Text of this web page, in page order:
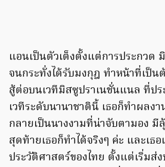
แอนเป็นตัวเต็งตั้งแต่การประกวด
จนกระทั่งได้รับมงกุฎ ทำหน้าที่เป็น
สู้ต่อบนเวทีมิสซูปราเนชั่นแนล ที่ป
เวทีระดับนานาชาตินี้ เธอก็ทำผลง
กลายเป็นนางงามที่น่าจับตามอง
สุดท้ายเธอก็ทำได้จริงๆ ค่ะ และเธ
ประวัติศาสตร์ของไทย ตั้งแต่เริ่มส่